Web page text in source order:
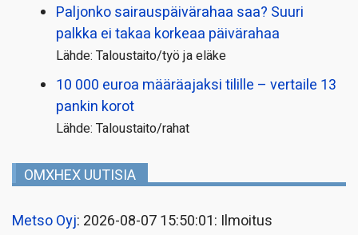
Paljonko sairauspäivä­rahaa saa? Suuri
palkka ei takaa korkeaa päivärahaa
Lähde: Taloustaito/työ ja eläke
10 000 euroa määräajaksi tilille – vertaile 13
pankin korot
Lähde: Taloustaito/rahat
OMXHEX UUTISIA
Metso Oyj: 2026-08-07 15:50:01: Ilmoitus